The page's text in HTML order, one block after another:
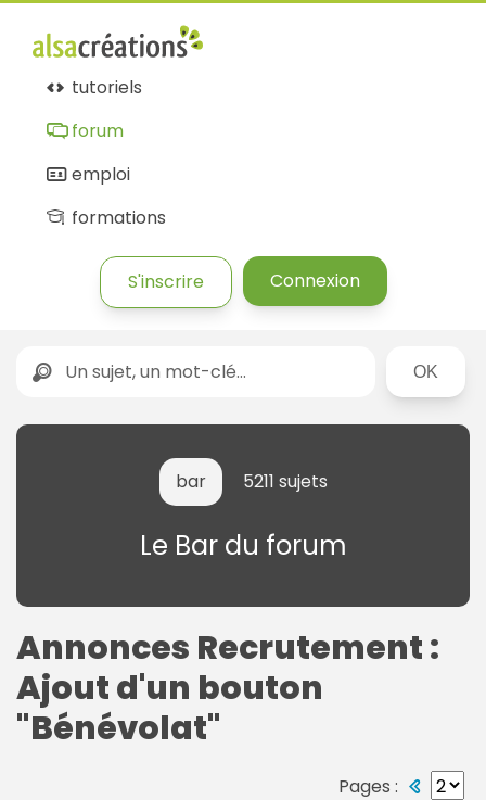
tutoriels
forum
emploi
formations
S'inscrire Connexion
Rechercher
bar 5211 sujets
Le Bar du forum
Annonces Recrutement :
Ajout d'un bouton
"Bénévolat"
Pages :